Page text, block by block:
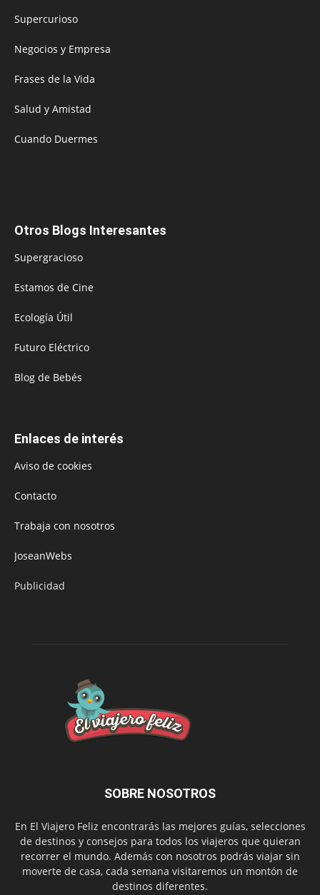
Supercurioso
Negocios y Empresa
Frases de la Vida
Salud y Amistad
Cuando Duermes
Otros Blogs Interesantes
Supergracioso
Estamos de Cine
Ecología Útil
Futuro Eléctrico
Blog de Bebés
Enlaces de interés
Aviso de cookies
Contacto
Trabaja con nosotros
JoseanWebs
Publicidad
SOBRE NOSOTROS
En El Viajero Feliz encontrarás las mejores guías, selecciones
de destinos y consejos para todos los viajeros que quieran
recorrer el mundo. Además con nosotros podrás viajar sin
moverte de casa, cada semana visitaremos un montón de
destinos diferentes.